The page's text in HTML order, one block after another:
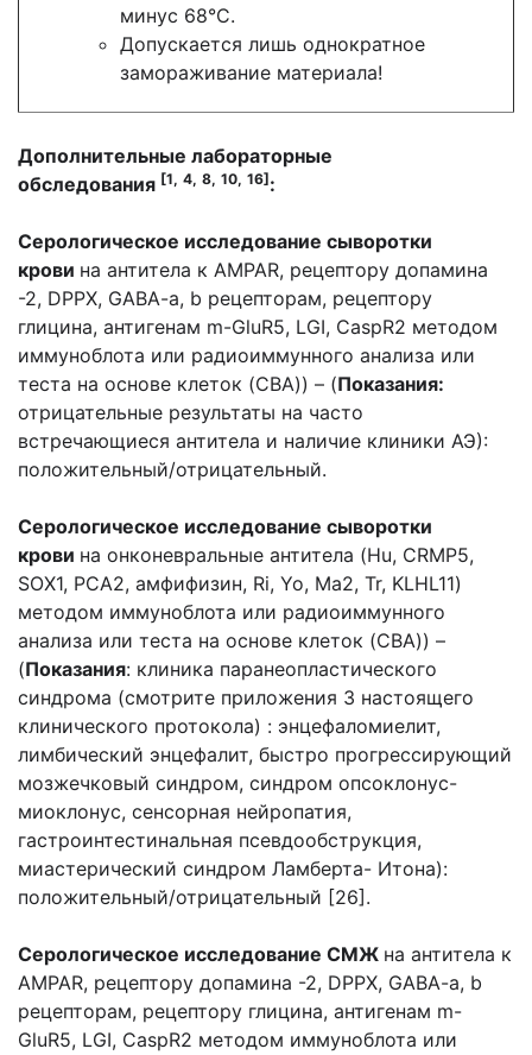
минус 68°С.
Допускается лишь однократное
замораживание материала!
Дополнительные лабораторные
обследования [1, 4, 8, 10, 16]:
Серологическое исследование сыворотки
крови на антитела к AMPAR, рецептору допамина
-2, DPPX, GABA-a, b рецепторам, рецептору
глицина, антигенам m-GluR5, LGI, CaspR2 методом
иммуноблота или радиоиммунного анализа или
теста на основе клеток (CBA)) – (Показания:
отрицательные результаты на часто
встречающиеся антитела и наличие клиники АЭ):
положительный/отрицательный.
Серологическое исследование сыворотки
крови на онконевральные антитела (Hu, CRMP5,
SOX1, PCA2, амфифизин, Ri, Yo, Ma2, Tr, KLHL11)
методом иммуноблота или радиоиммунного
анализа или теста на основе клеток (CBA)) –
(Показания: клиника паранеопластического
синдрома (смотрите приложения 3 настоящего
клинического протокола) : энцефаломиелит,
лимбический энцефалит, быстро прогрессирующий
мозжечковый синдром, синдром опсоклонус-
миоклонус, сенсорная нейропатия,
гастроинтестинальная псевдообструкция,
миастерический синдром Ламберта- Итона):
положительный/отрицательный [26].
Серологическое исследование СМЖ на антитела к
AMPAR, рецептору допамина -2, DPPX, GABA-a, b
рецепторам, рецептору глицина, антигенам m-
GluR5, LGI, CaspR2 методом иммуноблота или